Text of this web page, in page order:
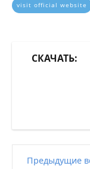
visit official website
СКАЧАТЬ:
Предыдущие